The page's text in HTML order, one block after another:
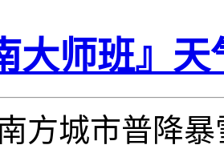
大师班』
方城市普降